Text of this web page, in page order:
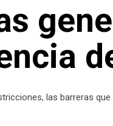
las barreras